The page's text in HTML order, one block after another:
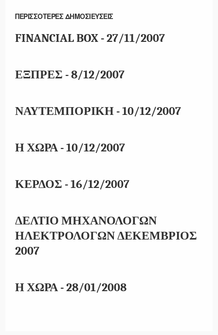
ΠΕΡΙΣΣΟΤΕΡΕΣ ΔΗΜΟΣΙΕΥΣΕΙΣ
FINANCIAL BOX - 27/11/2007
ΕΞΠΡΕΣ - 8/12/2007
ΝΑΥΤΕΜΠΟΡΙΚΗ - 10/12/2007
Η ΧΩΡΑ - 10/12/2007
ΚΕΡΔΟΣ - 16/12/2007
ΔΕΛΤΙΟ ΜΗΧΑΝΟΛΟΓΩΝ
ΗΛΕΚΤΡΟΛΟΓΩΝ ΔΕΚΕΜΒΡΙΟΣ
2007
Η ΧΩΡΑ - 28/01/2008